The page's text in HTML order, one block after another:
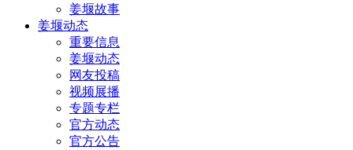
姜堰故事
姜堰动态
重要信息
姜堰动态
网友投稿
视频展播
专题专栏
官方动态
官方公告